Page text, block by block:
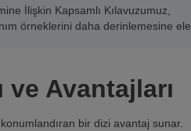
İlişkin Kapsamlı Kılavuzumuz,
örneklerini daha derinlemesine ele
ve Avantajları
bir dizi avantaj sunar.